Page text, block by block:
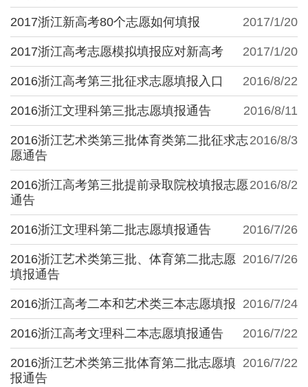
2017/1/20
2017浙江新高考80个志愿如何填报
2017/1/20
2017浙江高考志愿模拟填报应对新高考
2016/8/22
2016浙江高考第三批征求志愿填报入口
2016/8/11
2016浙江文理科第三批志愿填报通告
2016/8/3
2016浙江艺术类第三批体育类第二批征求志
愿通告
2016/8/2
2016浙江高考第三批提前录取院校填报志愿
通告
2016/7/26
2016浙江文理科第二批志愿填报通告
2016/7/26
2016浙江艺术类第三批、体育第二批志愿
填报通告
2016/7/24
2016浙江高考二本和艺术类三本志愿填报
2016/7/22
2016浙江高考文理科二本志愿填报通告
2016/7/22
2016浙江艺术类第三批体育第二批志愿填
报通告